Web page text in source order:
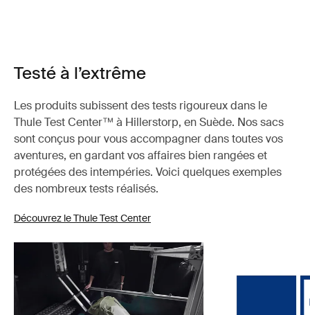
Testé à l’extrême
Les produits subissent des tests rigoureux dans le
Thule Test Center™ à Hillerstorp, en Suède. Nos sacs
sont conçus pour vous accompagner dans toutes vos
aventures, en gardant vos affaires bien rangées et
protégées des intempéries. Voici quelques exemples
des nombreux tests réalisés.
Découvrez le Thule Test Center